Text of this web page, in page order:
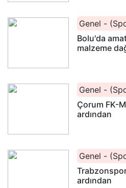
Genel -
Bolu'da
malzeme
Genel -
Çorum FK-
ardından
Genel -
ardından